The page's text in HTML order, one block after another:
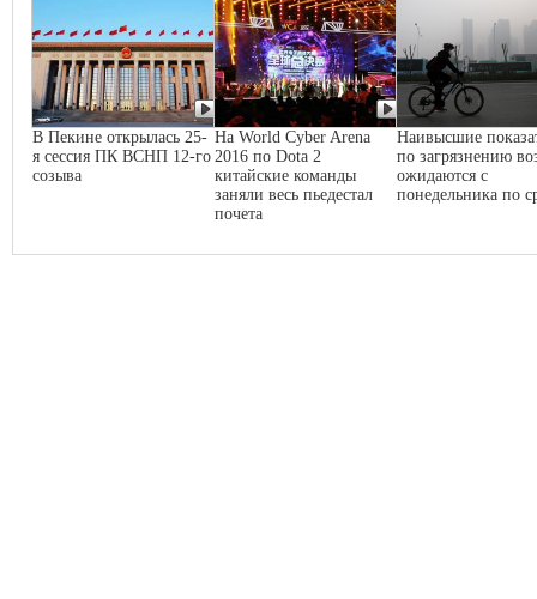
В Пекине открылась 25-
я сессия ПК ВСНП 12-го
созыва
На World Cyber Arena
2016 по Dota 2
китайские команды
заняли весь пьедестал
почета
Наивысшие
по загрязнению
ожидаются с
понедельника по